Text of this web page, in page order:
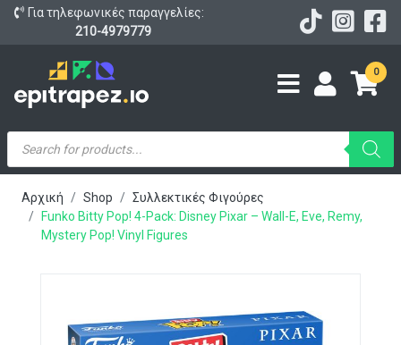
Για τηλεφωνικές παραγγελίες:
210-4979779
0
Products
search
Αρχική Shop
Συλλεκτικές Φιγούρες
Funko Bitty Pop! 4-Pack: Disney Pixar – Wall-E, Eve, Remy,
Mystery Pop! Vinyl Figures